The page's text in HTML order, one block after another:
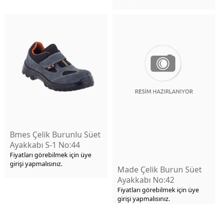
Bmes Çelik Burunlu Süet
Ayakkabı S-1 No:44
Fiyatları görebilmek için üye
girişi yapmalısınız.
Made Çelik Burun Süet
Ayakkabı No:42
Fiyatları görebilmek için üye
girişi yapmalısınız.